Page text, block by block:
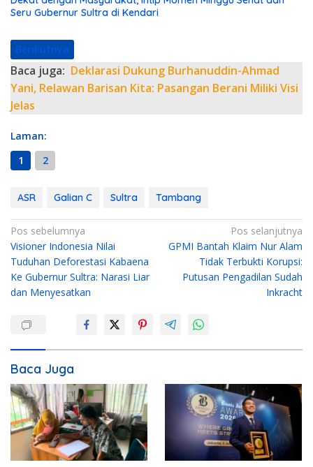
Seru Gubernur Sultra di Kendari
Berikutnya
Baca juga: Deklarasi Dukung Burhanuddin-Ahmad
Yani, Relawan Barisan Kita: Pasangan Berani Miliki Visi
Jelas
Laman:
1
2
ASR Galian C Sultra Tambang
N
a
v
i
s
i
p
o
s
Pos sebelumnya
Visioner Indonesia Nilai
Tuduhan Deforestasi Kabaena
Ke Gubernur Sultra: Narasi Liar
dan Menyesatkan
Pos selanjutnya
GPMI Bantah Klaim Nur Alam
Tidak Terbukti Korupsi:
Putusan Pengadilan Sudah
Inkracht
Baca Juga